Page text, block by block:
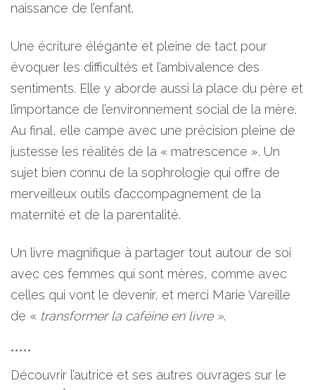
naissance de l’enfant.
Une écriture élégante et pleine de tact pour
évoquer les difficultés et l’ambivalence des
sentiments. Elle y aborde aussi la place du père et
l’importance de l’environnement social de la mère.
Au final, elle campe avec une précision pleine de
justesse les réalités de la « matrescence ». Un
sujet bien connu de la sophrologie qui offre de
merveilleux outils d’accompagnement de la
maternité et de la parentalité.
Un livre magnifique à partager tout autour de soi
avec ces femmes qui sont mères, comme avec
celles qui vont le devenir, et merci Marie Vareille
de « transformer la caféine en livre ».
*****
Découvrir l’autrice et ses autres ouvrages sur le